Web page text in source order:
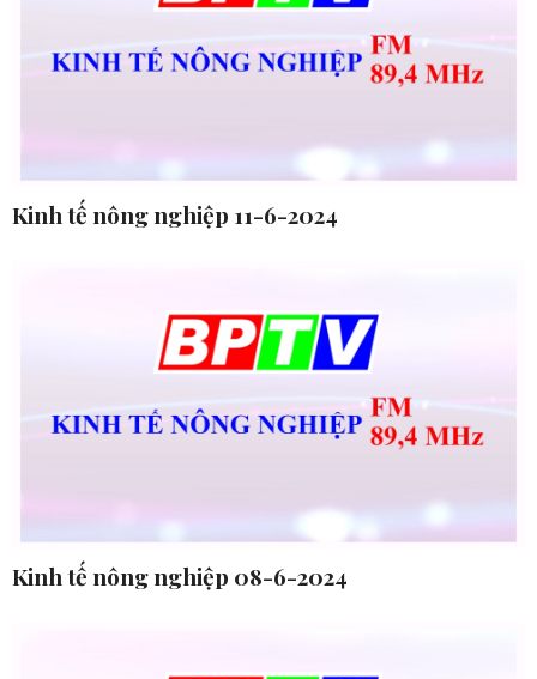
Kinh tế nông nghiệp 11-6-2024
Kinh tế nông nghiệp 08-6-2024